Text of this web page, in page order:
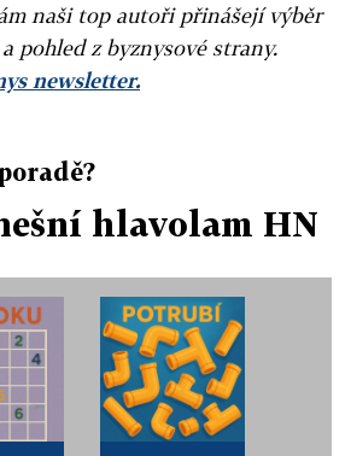
naši top autoři přinášejí výběr
pohled z byznysové strany.
newsletter.
hlavolam HN